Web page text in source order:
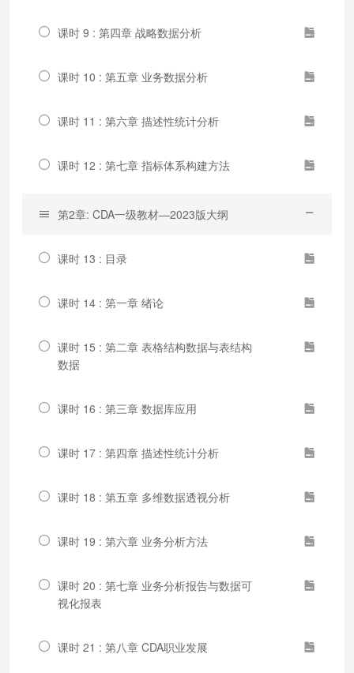
课时 9 : 第四章 战略数据分析
课时 10 : 第五章 业务数据分析
课时 11 : 第六章 描述性统计分析
课时 12 : 第七章 指标体系构建方法
第2章: CDA一级教材—2023版大纲
课时 13 : 目录
课时 14 : 第一章 绪论
课时 15 : 第二章 表格结构数据与表结构
数据
课时 16 : 第三章 数据库应用
课时 17 : 第四章 描述性统计分析
课时 18 : 第五章 多维数据透视分析
课时 19 : 第六章 业务分析方法
课时 20 : 第七章 业务分析报告与数据可
视化报表
课时 21 : 第八章 CDA职业发展